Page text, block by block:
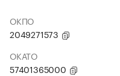
ОКПО
2049271573
ОКАТО
57401365000